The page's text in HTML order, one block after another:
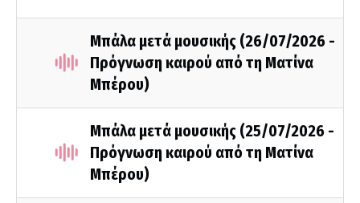
Μπάλα μετά μουσικής (26/07/2026 -
Πρόγνωση καιρού από τη Ματίνα
Μπέρου)
Μπάλα μετά μουσικής (25/07/2026 -
Πρόγνωση καιρού από τη Ματίνα
Μπέρου)